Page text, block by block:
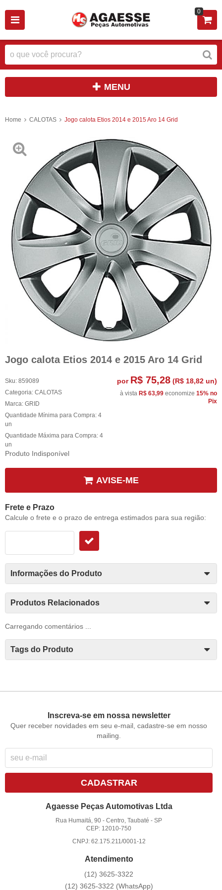
0
MENU
Home CALOTAS Jogo calota Etios 2014 e 2015 Aro 14 Grid
Jogo calota Etios 2014 e 2015 Aro 14 Grid
Sku: 859089
Categoria: CALOTAS
Marca: GRID
Quantidade Mínima para Compra: 4
un
Quantidade Máxima para Compra: 4
un
Produto Indisponível
por R$ 75,28 (R$ 18,82 un)
à vista R$ 63,99 economize 15% no
Pix
AVISE-ME
Frete e Prazo
Calcule o frete e o prazo de entrega estimados para sua região:
Informações do Produto
Produtos Relacionados
Carregando comentários ...
Tags do Produto
Inscreva-se em nossa newsletter
Quer receber novidades em seu e-mail, cadastre-se em nosso
mailing.
CADASTRAR
Agaesse Peças Automotivas Ltda
Rua Humaitá, 90 -Centro, Taubaté -SP
CEP: 12010-750
CNPJ: 62.175.211/0001-12
Atendimento
(12) 3625-3322
(12) 3625-3322 (WhatsApp)